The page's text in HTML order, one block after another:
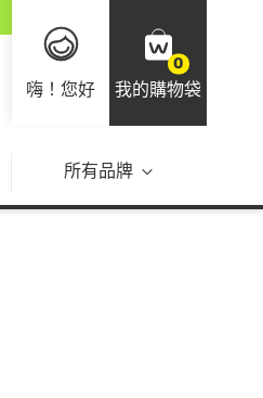
嗨！您好
0
我的購物袋
所有品牌